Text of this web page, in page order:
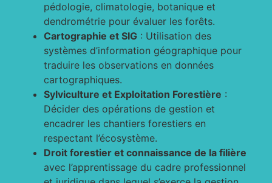
pédologie, climatologie, botanique et
dendrométrie pour évaluer les forêts.
Cartographie et SIG : Utilisation des
systèmes d’information géographique pour
traduire les observations en données
cartographiques.
Sylviculture et Exploitation Forestière :
Décider des opérations de gestion et
encadrer les chantiers forestiers en
respectant l’écosystème.
Droit forestier et connaissance de la filière
avec l’apprentissage du cadre professionnel